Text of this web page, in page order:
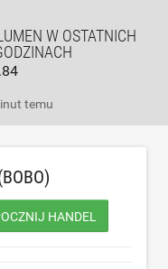
W OSTATNICH
temu
HANDEL